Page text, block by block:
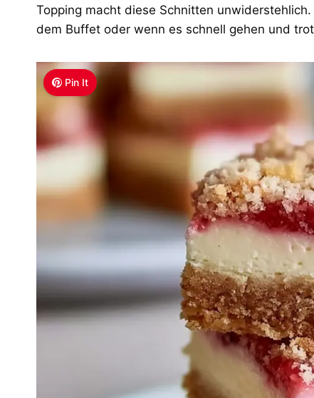
Topping macht diese Schnitten
dem Buffet oder wenn es schnell gehen und
Pin It